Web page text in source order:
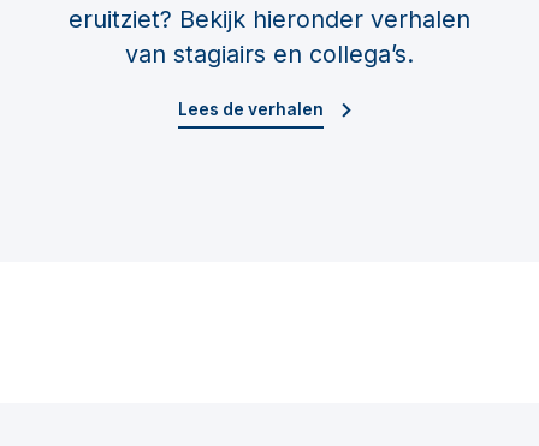
eruitziet? Bekijk hieronder verhalen
van stagiairs en collega’s.
Lees de verhalen